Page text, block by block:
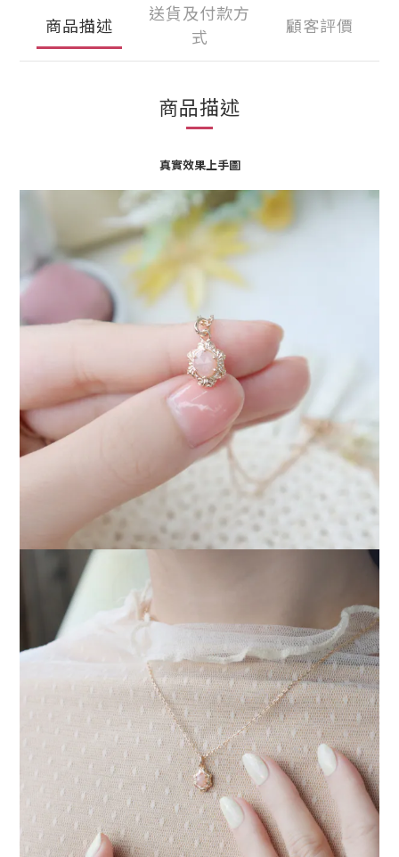
商品描述
送貨及付款方
式
顧客評價
商品描述
真實效果上手圖